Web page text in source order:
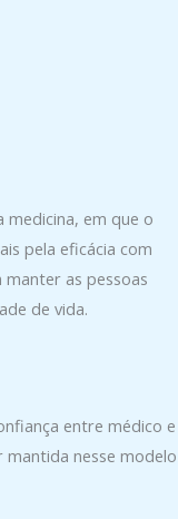
medicina, em que o
pela eficácia com
manter as pessoas
de vida.
entre médico e
nesse modelo